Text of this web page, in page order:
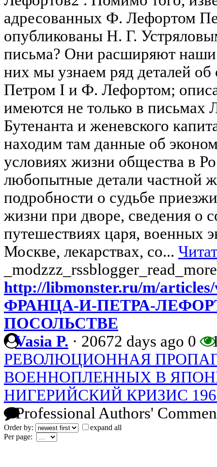
адресованных Ф. Лефортом
опубликованы Н. Г.
письма? Они расширяют наши
них мы узнаем ряд деталей
Петром I и Ф. Лефортом;
имеются не только в письмах
Бутенанта и женевского
находим там данные об
условиях жизни общества в
любопытные детали частной
подробности о судьбе
жизни при дворе, сведения о
путешествиях царя, военных
Москве, лекарствах, со...
_modzzz_rssblogger_read_more
http://libmonster.ru/m/
ФРАНЦА-И-ПЕТРА-
ПОСОЛЬСТВЕ
Vasia P. · 20672 days ago 0
РЕВОЛЮЦИОННАЯ
ВОЕННОПЛЕННЫХ В
НИГЕРИЙСКИЙ КРИЗИС
Professional Authors'
Order by:
expand all
Per page: